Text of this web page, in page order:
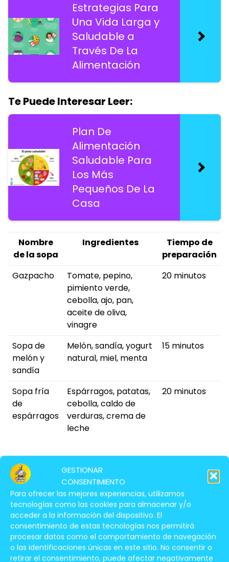
GESTIONAR
CONSENTIMIENTO
Para ofrecer las mejores experiencias, utilizamos
tecnologías como las cookies para almacenar y/o
acceder a la información del dispositivo. El
consentimiento de estas tecnologías nos permitirá
procesar datos como el comportamiento de navegación
o las identificaciones únicas en este sitio. No consentir o
retirar el consentimiento, puede afectar negativamente
Estrategias Para
Una Vida Larga y
Saludable a
Través De La
Alimentación
Te Puede Interesar Leer:
Plan De
Alimentación
Saludable Para
Los Más
Pequeños De La
Casa
Nombre
de la sopa
Ingredientes
Tiempo de
preparación
Gazpacho
Tomate, pepino,
pimiento verde,
cebolla, ajo, pan,
aceite de oliva,
vinagre
20 minutos
Sopa de
melón y
sandía
Melón, sandía, yogurt
natural, miel, menta
15 minutos
Sopa fría
de
espárragos
Espárragos, patatas,
cebolla, caldo de
verduras, crema de
leche
20 minutos
¿Qué Se Puede Comer Cuando
Hace Mucho Calor?